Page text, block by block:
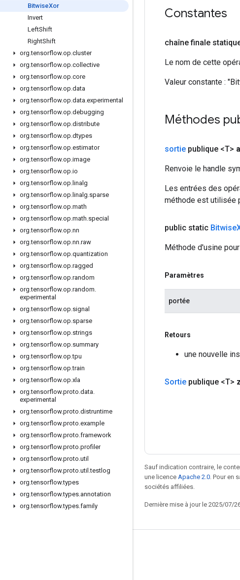
BitwiseXor
Invert
LeftShift
RightShift
org.tensorflow.op.cluster
org.tensorflow.op.collective
org.tensorflow.op.core
org.tensorflow.op.data
org.tensorflow.op.data.experimental
org.tensorflow.op.debugging
org.tensorflow.op.distribute
org.tensorflow.op.dtypes
org.tensorflow.op.estimator
org.tensorflow.op.image
org.tensorflow.op.io
org.tensorflow.op. linalg
org.tensorflow.op. linalg.sparse
org.tensorflow.op.math
org.tensorflow.op.math.special
org.tensorflow.op.nn
org.tensorflow.op.nn.raw
org.tensorflow.op.quantization
org.tensorflow.op.ragged
org.tensorflow.op.random
org.tensorflow.op.random.
experimental
org.tensorflow.op.signal
org.tensorflow.op.sparse
org.tensorflow.op.strings
org.tensorflow.op.summary
org.tensorflow.op.tpu
org.tensorflow.op.train
org.tensorflow.op.xla
org.tensorflow.proto.data.
experimental
org.tensorflow.proto.distruntime
org.tensorflow.proto.example
org.tensorflow.proto.framework
org.tensorflow.proto.profiler
org.tensorflow.proto.util
org.tensorflow.proto.util .testlog
org.tensorflow.types
org.tensorflow.types.annotation
org.tensorflow.types.family
Constantes
chaîne finale
Le nom de cette
Valeur constante :
Méthodes
sortie publique <T>
Renvoie le handle
Les entrées des
méthode est utilisée
public static Bitwise
Méthode d'usine
Paramètres
portée
Retours
une nouvelle
Sortie publique <T> z
Sauf indication contraire, le
une licence Apache 2.0 . Pour en
sociétés affiliées.
Dernière mise à jour le 2025/07/26